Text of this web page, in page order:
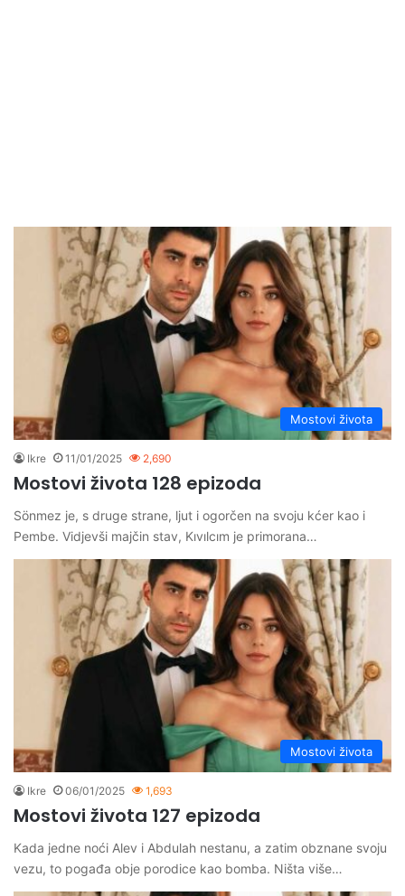
Mostovi života
Ikre 11/01/2025 2,690
Mostovi života 128 epizoda
Sönmez je, s druge strane, ljut i ogorčen na svoju kćer kao i
Pembe. Vidjevši majčin stav, Kıvılcım je primorana…
Mostovi života
Ikre 06/01/2025 1,693
Mostovi života 127 epizoda
Kada jedne noći Alev i Abdulah nestanu, a zatim obznane svoju
vezu, to pogađa obje porodice kao bomba. Ništa više…